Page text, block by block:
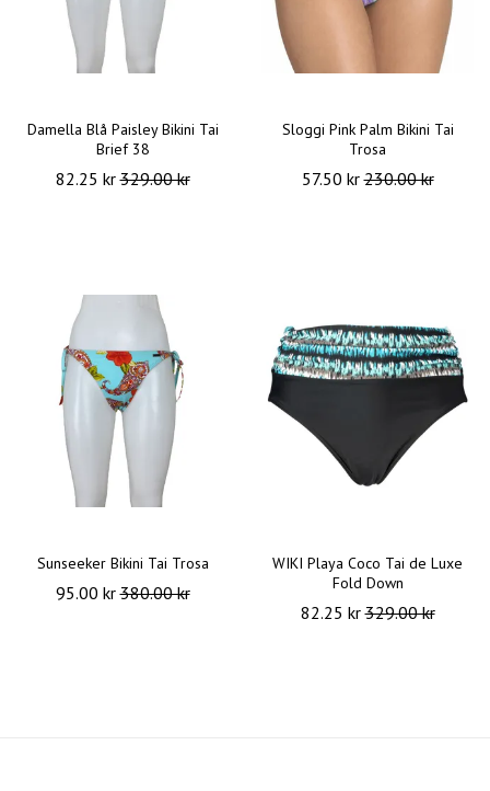
Damella Blå Paisley Bikini Tai
Brief 38
82.25 kr329.00 kr
Sloggi Pink Palm Bikini Tai
Trosa
57.50 kr230.00 kr
Sunseeker Bikini Tai Trosa
95.00 kr380.00 kr
WIKI Playa Coco Tai de Luxe
Fold Down
82.25 kr329.00 kr